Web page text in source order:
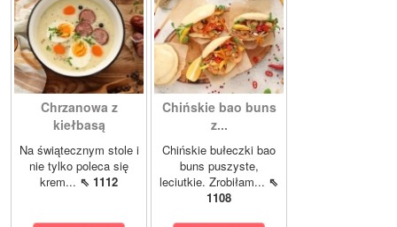
Chrzanowa z
kiełbasą
Na świątecznym stole i
nie tylko poleca się
krem... ⇖ 1112
Chińskie bao buns
z...
Chińskie bułeczki bao
buns puszyste,
leciutkie. Zrobiłam... ⇖
1108